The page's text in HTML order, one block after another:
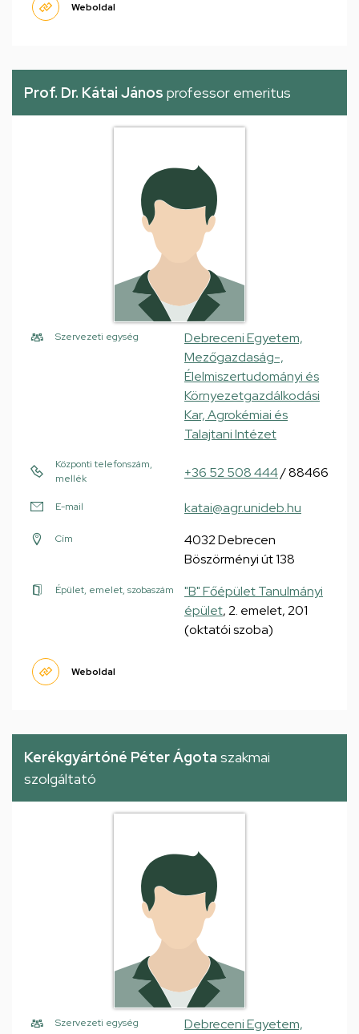
Weboldal
Prof. Dr. Kátai János professor emeritus
Szervezeti egység
Debreceni Egyetem,
Mezőgazdaság-,
Élelmiszertudományi és
Környezetgazdálkodási
Kar, Agrokémiai és
Talajtani Intézet
Központi telefonszám,
mellék
+36 52 508 444/ 88466
E-mail katai@agr.unideb.hu
Cím
4032 Debrecen
Böszörményi út 138
Épület, emelet, szobaszám
"B" Főépület Tanulmányi
épület, 2. emelet, 201
(oktatói szoba)
Weboldal
Kerékgyártóné Péter Ágota szakmai
szolgáltató
Szervezeti egység
Debreceni Egyetem,